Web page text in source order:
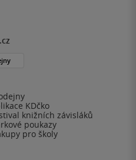
KDčko
knižních závisláků
poukazy
pro školy